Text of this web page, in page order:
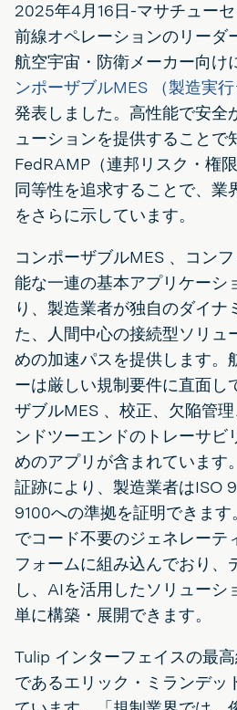
2025年4月16日-マサチュー
前線オペレーションのリーダ
航空宇宙・防衛メーカー向け
ンポーザブルMES （製造実
発表しました。高性能で安全
ューションを提供することで
FedRAMP（連邦リスク・権
同等性を追求することで、業
をさらに示しています。
コンポーザブルMES 、コン
能な一連の基本アプリケーシ
り、製造業者が独自のダイナ
た、人間中心の接続型ソリュ
めの加速パスを提供します。
ーは厳しい規制要件に直面し
ザブルMES 、校正、欠陥管
ンドツーエンドのトレーサビ
めのアプリが含まれています
証跡により、製造業者はISO
9100への準拠を証明できま
でコード不要のジェネレーテ
フォームに組み込んでおり、
し、AIを活用したソリューシ
単に構築・展開できます。
Tulip インターフェイスの最高
であるエリック・ミランデッ